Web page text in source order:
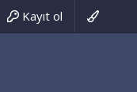
Kayıt ol